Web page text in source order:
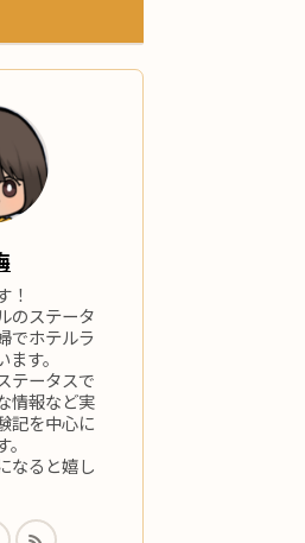
！
のステータ
でホテルラ
す。
テータスで
情報など実
記を中心に
なると嬉し